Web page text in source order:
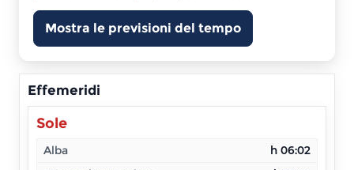
Mostra le previsioni del tempo
Effemeridi
Sole
Alba
h 06:02